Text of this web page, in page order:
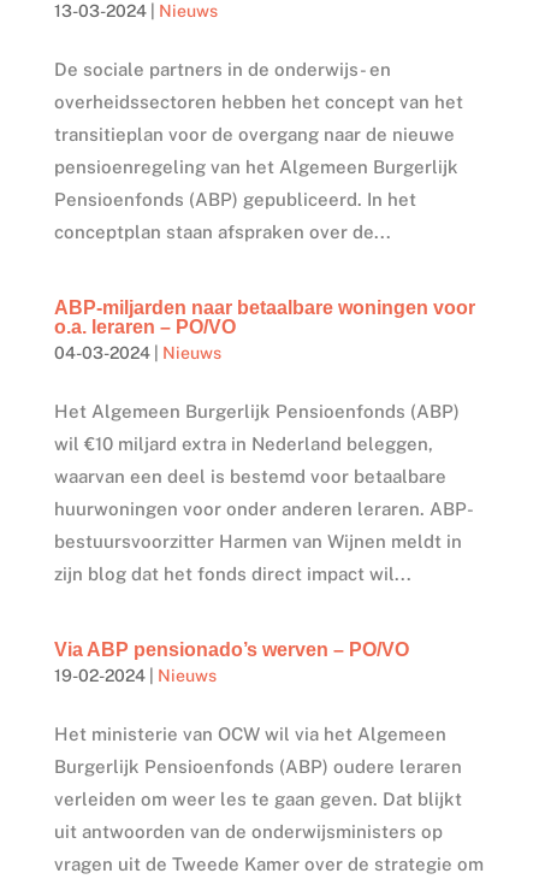
13-03-2024| Nieuws
De sociale partners in de onderwijs- en
overheidssectoren hebben het concept van het
transitieplan voor de overgang naar de nieuwe
pensioenregeling van het Algemeen Burgerlijk
Pensioenfonds (ABP) gepubliceerd. In het
conceptplan staan afspraken over de...
ABP-miljarden naar betaalbare woningen voor
o.a. leraren – PO/VO
04-03-2024| Nieuws
Het Algemeen Burgerlijk Pensioenfonds (ABP)
wil €10 miljard extra in Nederland beleggen,
waarvan een deel is bestemd voor betaalbare
huurwoningen voor onder anderen leraren. ABP-
bestuursvoorzitter Harmen van Wijnen meldt in
zijn blog dat het fonds direct impact wil...
Via ABP pensionado’s werven – PO/VO
19-02-2024| Nieuws
Het ministerie van OCW wil via het Algemeen
Burgerlijk Pensioenfonds (ABP) oudere leraren
verleiden om weer les te gaan geven. Dat blijkt
uit antwoorden van de onderwijsministers op
vragen uit de Tweede Kamer over de strategie om